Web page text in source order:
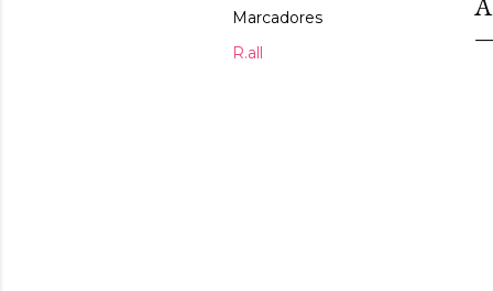
Marcadores
R.all